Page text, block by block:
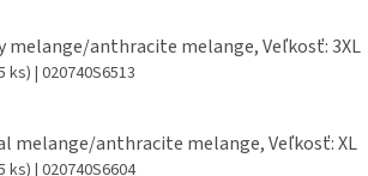
melange/anthracite melange, Veľkosť: 3XL
ks)| 020740S6513
melange/anthracite melange, Veľkosť: XL
ks)| 020740S6604